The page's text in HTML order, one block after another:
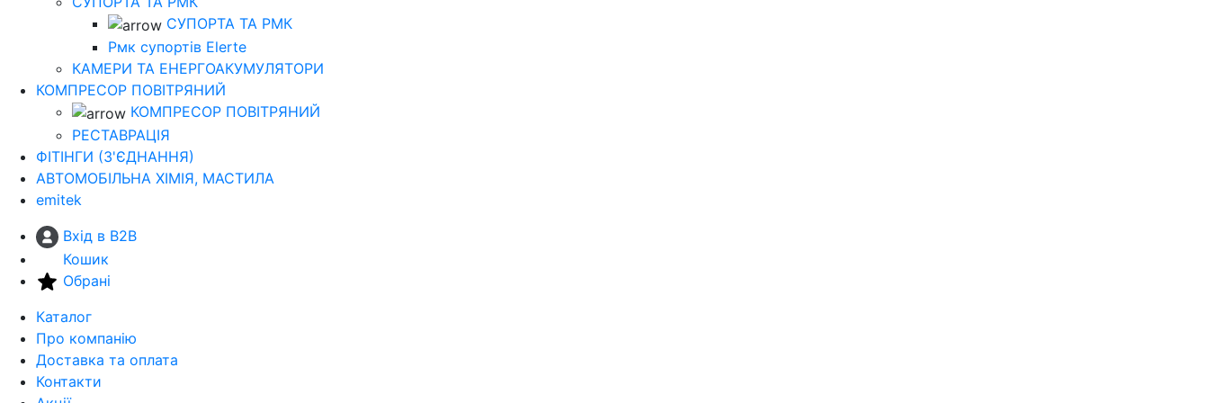
СУПОРТА ТА РМК
Рмк cупортів Elerte
КАМЕРИ ТА ЕНЕРГОАКУМУЛЯТОРИ
КОМПРЕСОР ПОВІТРЯНИЙ
КОМПРЕСОР ПОВІТРЯНИЙ
РЕСТАВРАЦІЯ
ФІТІНГИ (З'ЄДНАННЯ)
АВТОМОБІЛЬНА ХІМІЯ, МАСТИЛА
emitek
Вхід в B2B
Кошик
Обрані
Каталог
Про компанію
Доставка та оплата
Контакти